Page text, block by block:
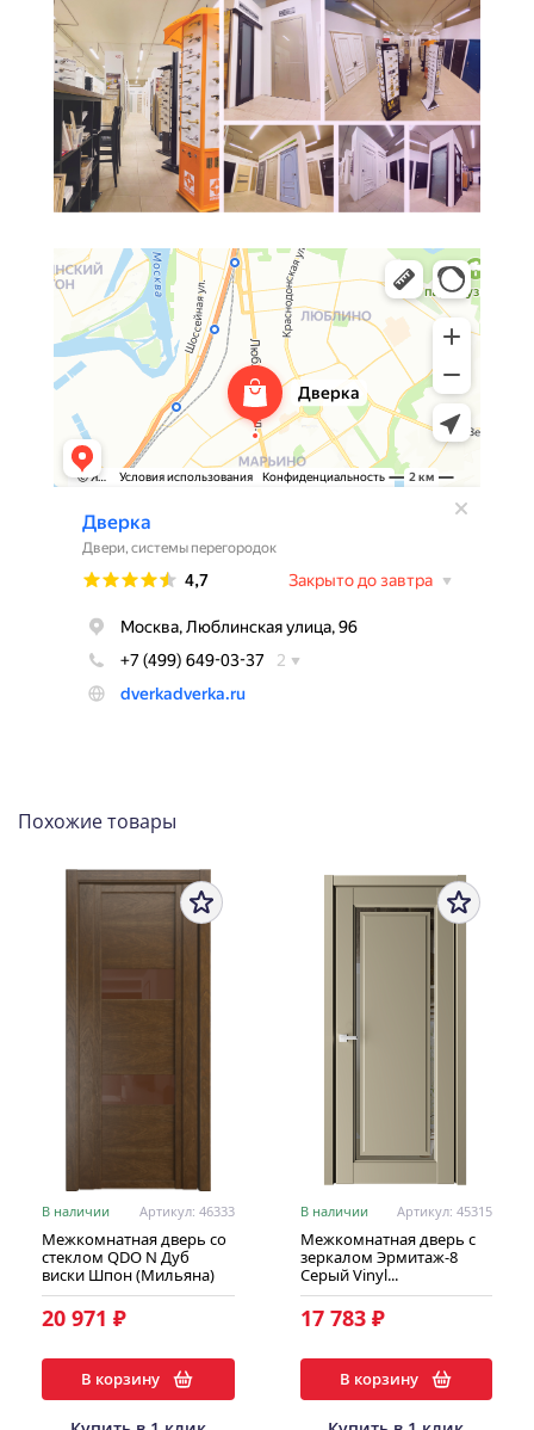
Похожие товары
В наличии Артикул: 46333
Межкомнатная дверь со
стеклом QDO N Дуб
виски Шпон (Мильяна)
20 971 ₽
В корзину
В наличии Артикул: 45315
Межкомнатная дверь с
зеркалом Эрмитаж-8
Серый Vinyl...
17 783 ₽
В корзину